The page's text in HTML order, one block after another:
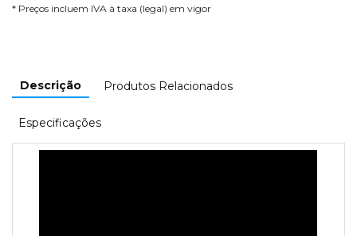
* Preços incluem IVA à taxa (legal) em vigor
Descrição Produtos Relacionados
Especificações